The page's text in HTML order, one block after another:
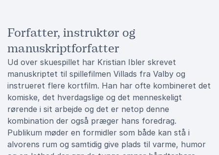
Forfatter, instruktør og
manuskriptforfatter
Ud over skuespillet har Kristian Ibler skrevet
manuskriptet til spillefilmen Villads fra Valby og
instrueret flere kortfilm. Han har ofte kombineret det
komiske, det hverdagslige og det menneskeligt
rørende i sit arbejde og det er netop denne
kombination der også præger hans foredrag.
Publikum møder en formidler som både kan stå i
alvorens rum og samtidig give plads til varme, humor